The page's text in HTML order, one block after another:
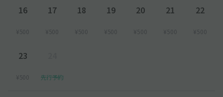
16
¥500
17
¥500
18
¥500
19
¥500
20
¥500
21
¥500
22
¥500
23
¥500 先行予約